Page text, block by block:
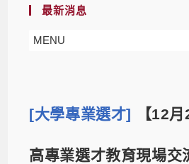
最新消息
MENU
[大學專業選才] 【12
高專業選才教育現場交